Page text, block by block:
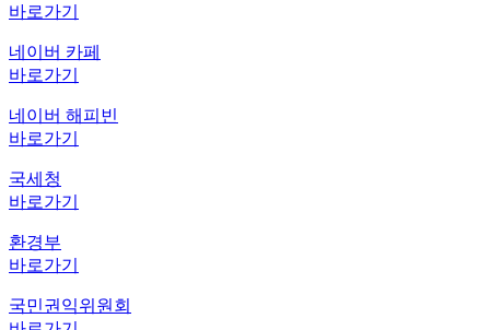
바로가기
네이버 카페
바로가기
네이버 해피빈
바로가기
국세청
바로가기
환경부
바로가기
국민권익위원회